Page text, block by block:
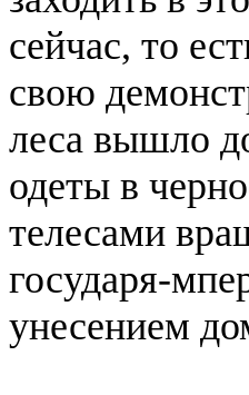
сейчас, то
свою
леса вышло
одеты в
телесами
государя-
унесением